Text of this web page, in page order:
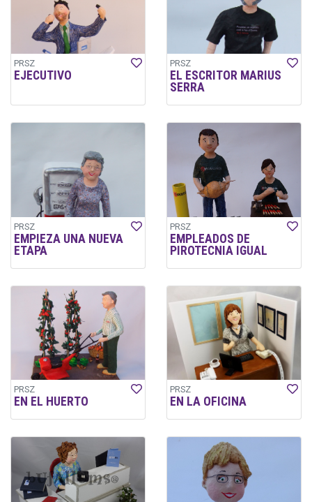
PRSZ
EJECUTIVO
PRSZ
EL ESCRITOR MARIUS
SERRA
PRSZ
EMPIEZA UNA NUEVA
ETAPA
PRSZ
EMPLEADOS DE
PIROTECNIA IGUAL
PRSZ
EN EL HUERTO
PRSZ
EN LA OFICINA